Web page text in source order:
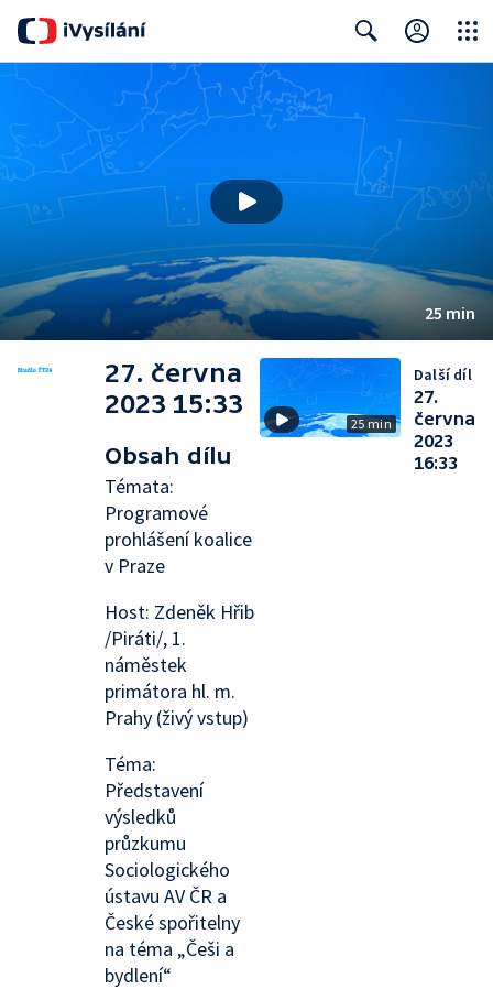
25 min
27. června
2023 15:33
Obsah dílu
Témata:
Programové
prohlášení koalice
v Praze
Host: Zdeněk Hřib
/Piráti/, 1.
náměstek
primátora hl. m.
Prahy (živý vstup)
Téma:
Představení
výsledků
průzkumu
Sociologického
ústavu AV ČR a
České spořitelny
na téma „Češi a
bydlení“
25 min
Další díl
27.
června
2023
16:33